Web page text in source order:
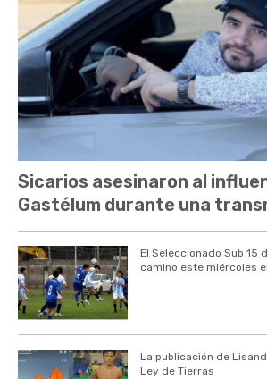
Sicarios asesinaron al
Gastélum durante una
El Seleccionado Sub 15
camino este miércoles
La publicación de
Ley de Tierras